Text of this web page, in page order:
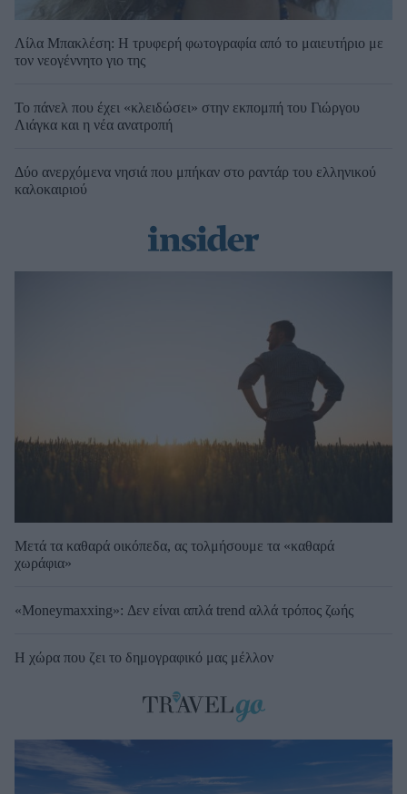
Λίλα Μπακλέση: Η τρυφερή φωτογραφία από το μαιευτήριο με
τον νεογέννητο γιο της
Το πάνελ που έχει «κλειδώσει» στην εκπομπή του Γιώργου
Λιάγκα και η νέα ανατροπή
Δύο ανερχόμενα νησιά που μπήκαν στο ραντάρ του ελληνικού
καλοκαιριού
Μετά τα καθαρά οικόπεδα, ας τολμήσουμε τα «καθαρά
χωράφια»
«Moneymaxxing»: Δεν είναι απλά trend αλλά τρόπος ζωής
Η χώρα που ζει το δημογραφικό μας μέλλον